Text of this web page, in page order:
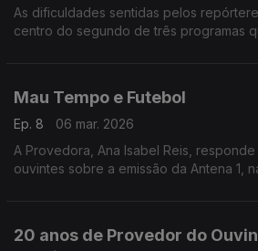
As dificuldades sentidas pelos
centro do segundo de três programas
Mau Tempo e Futebol
Ep. 8
06 mar. 2026
A Provedora, Ana Isabel Reis,
ouvintes sobre a emissão da Antena 1,
20 anos de Provedor do